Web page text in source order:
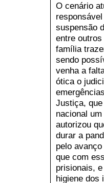
O cenário
suspensão
entre
família
sendo
venha a
ótica o
Justiça,
nacional
autorizou
durar a
pelo
que com
prisionais,
higiene dos